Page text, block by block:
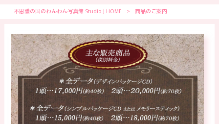
不思議の国のわんわん写真館 Studio J HOME > 商品のご案内